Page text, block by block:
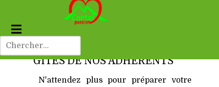
GÎTES DE NOS ADHÉRENTS
N'attendez plus pour préparer votre